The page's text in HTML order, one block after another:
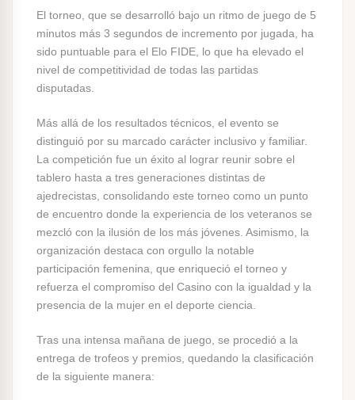
El torneo, que se desarrolló bajo un ritmo de juego de 5
minutos más 3 segundos de incremento por jugada, ha
sido puntuable para el Elo FIDE, lo que ha elevado el
nivel de competitividad de todas las partidas
disputadas.
Más allá de los resultados técnicos, el evento se
distinguió por su marcado carácter inclusivo y familiar.
La competición fue un éxito al lograr reunir sobre el
tablero hasta a tres generaciones distintas de
ajedrecistas, consolidando este torneo como un punto
de encuentro donde la experiencia de los veteranos se
mezcló con la ilusión de los más jóvenes. Asimismo, la
organización destaca con orgullo la notable
participación femenina, que enriqueció el torneo y
refuerza el compromiso del Casino con la igualdad y la
presencia de la mujer en el deporte ciencia.
Tras una intensa mañana de juego, se procedió a la
entrega de trofeos y premios, quedando la clasificación
de la siguiente manera: